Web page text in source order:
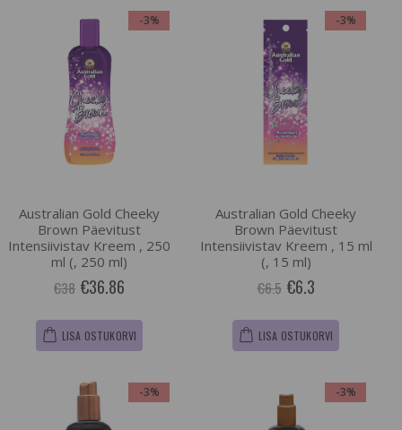
-3%
Australian Gold Cheeky
Brown Päevitust
Intensiivistav Kreem , 250
ml (, 250 ml)
€38 €36.86
LISA OSTUKORVI
-3%
Australian Gold Cheeky
Brown Päevitust
Intensiivistav Kreem , 15 ml
(, 15 ml)
€6.5 €6.3
LISA OSTUKORVI
-3% -3%